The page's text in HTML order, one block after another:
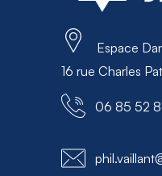
Espace
16 rue Charles
06 85 52